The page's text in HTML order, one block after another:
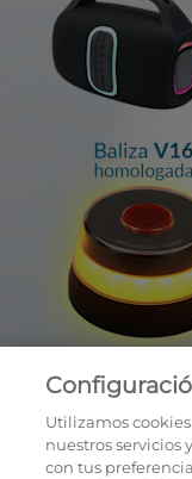
Utilizamos
nuestros
con tus